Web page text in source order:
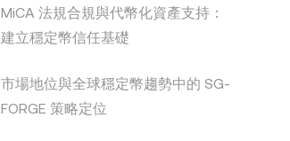
MiCA 法規合規與代幣化資產支持：
建立穩定幣信任基礎
市場地位與全球穩定幣趨勢中的 SG-
FORGE 策略定位